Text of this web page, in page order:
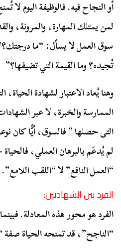
أو النجاح فيه. فالوظيفة اليوم لا
لمن يمتلك المهارة، والمرونة،
سوق العمل لا يسأل: “ما
تُجيده؟ وما القيمة التي تضيفها؟”
وهنا يُعاد الاعتبار لشهادة
الممارسة والخبرة، لا عبر
التى حصلها ” فالسوق، أيًّا كان
لم يُدعَم بالبرهان العملي،
“العمل النافع” لا “اللقب اللامع”.
الفرد بين الشهادتين:
الفرد هو محور هذه المعادلة.
“الناجح”، قد تمنحه الحياة